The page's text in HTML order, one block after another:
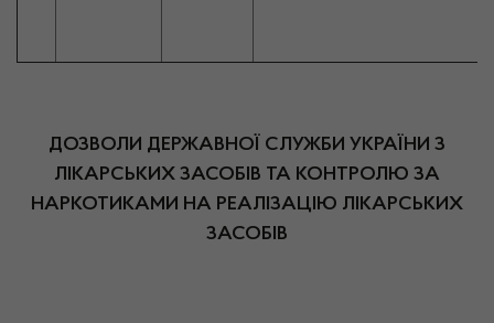
ДОЗВОЛИ ДЕРЖАВНОЇ СЛУЖБИ УКРАЇНИ З
ЛІКАРСЬКИХ ЗАСОБІВ ТА КОНТРОЛЮ ЗА
НАРКОТИКАМИ НА РЕАЛІЗАЦІЮ ЛІКАРСЬКИХ
ЗАСОБІВ